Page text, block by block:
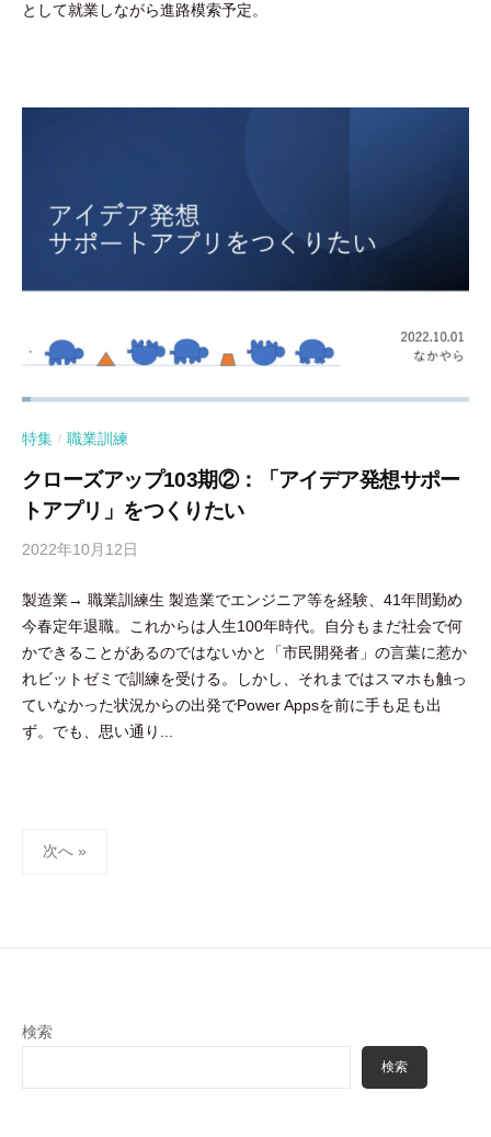
尋
として就業しながら進路模索予定。
特集 / 職業訓練
クローズアップ103期②：「アイデア発想サポー
トアプリ」をつくりたい
2022年10月12日
隅
田
智
尋
製造業→ 職業訓練生 製造業でエンジニア等を経験、41年間勤め
今春定年退職。これからは人生100年時代。自分もまだ社会で何
かできることがあるのではないかと「市民開発者」の言葉に惹か
れビットゼミで訓練を受ける。しかし、それまではスマホも触っ
ていなかった状況からの出発でPower Appsを前に手も足も出
ず。でも、思い通り...
シ
ン
次へ »
検索
検索